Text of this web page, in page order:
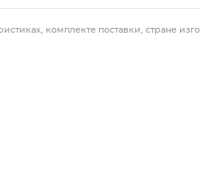
комплекте поставки, стране